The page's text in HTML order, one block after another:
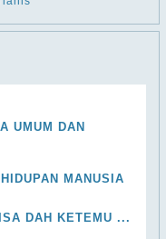
UMUM DAN
MANUSIA
DAH KETEMU ...